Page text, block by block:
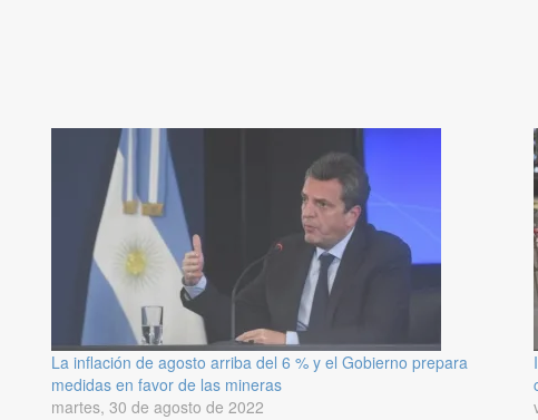
La inflación de agosto arriba del 6 % y el Gobierno prepara
medidas en favor de las mineras
martes, 30 de agosto de 2022